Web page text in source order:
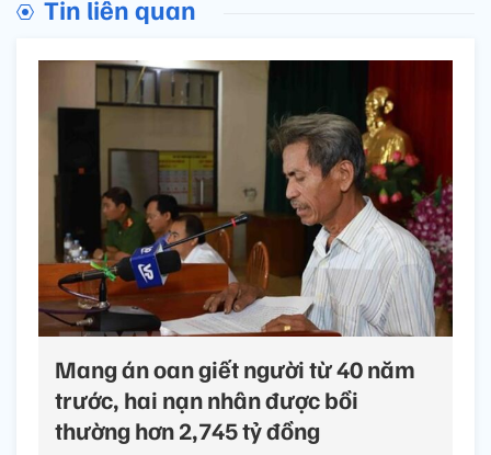
Tin liên quan
Mang án oan giết người từ 40 năm
trước, hai nạn nhân được bồi
thường hơn 2,745 tỷ đồng